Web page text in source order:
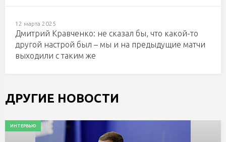
12 марта 2025
Дмитрий Кравченко: не сказал бы, что какой-то
другой настрой был – мы и на предыдущие матчи
выходили с таким же
ДРУГИЕ НОВОСТИ
ИНТЕРВЬЮ